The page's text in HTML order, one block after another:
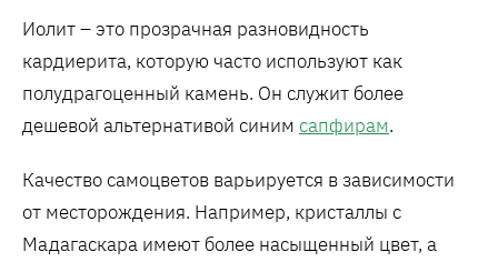
Иолит – это прозрачная разновидность
кардиерита, которую часто используют как
полудрагоценный камень. Он служит более
дешевой альтернативой синим сапфирам.
Качество самоцветов варьируется в зависимости
от месторождения. Например, кристаллы с
Мадагаскара имеют более насыщенный цвет, а